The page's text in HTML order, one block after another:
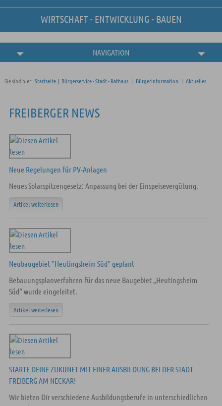
WIRTSCHAFT - ENTWICKLUNG - BAUEN
NAVIGATION
Sie sind hier: Startseite | Bürgerservice - Stadt - Rathaus | Bürgerinformation | Aktuelles
FREIBERGER NEWS
Neue Regelungen für PV-Anlagen
Neues Solarspitzengesetz: Anpassung bei der Einspeisevergütung.
Artikel weiterlesen
Neubaugebiet "Heutingsheim Süd" geplant
Bebauungsplanverfahren für das neue Baugebiet „Heutingsheim
Süd“ wurde eingeleitet.
Artikel weiterlesen
STARTE DEINE ZUKUNFT MIT EINER AUSBILDUNG BEI DER STADT
FREIBERG AM NECKAR!
Wir bieten Dir verschiedene Ausbildungsberufe in unterschiedlichen